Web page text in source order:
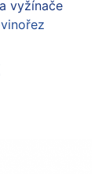
vyžínače